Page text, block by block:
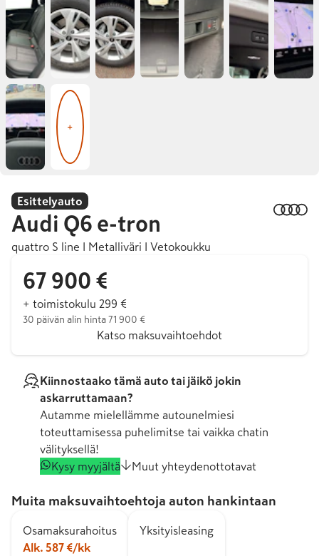
+
Esittelyauto
Audi Q6 e-tron
quattro S line I Metalliväri I Vetokoukku
67 900 €
+ toimistokulu 299 €
30 päivän alin hinta 71 900 €
Katso maksuvaihtoehdot
Kiinnostaako tämä auto tai jäikö jokin
askarruttamaan?
Autamme mielellämme autounelmiesi
toteuttamisessa puhelimitse tai vaikka chatin
välityksellä!
Kysy myyjältä
Muut yhteydenottotavat
Muita maksuvaihtoehtoja auton hankintaan
Osamaksurahoitus
Alk. 587 €/kk
Yksityisleasing